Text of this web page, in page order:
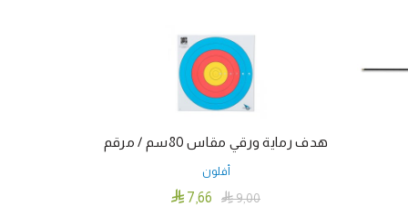
هدف رماية ورقي مقاس 80سم / مرقم
أفلون

9٫00  7٫66